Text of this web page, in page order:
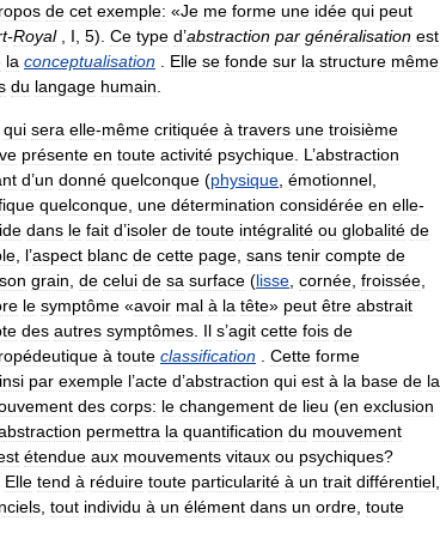
de cet exemple: «Je me forme une idée qui peut
-Royal, I 5). Ce type d’abstraction par généralisation est
la conceptualisation Elle se fonde sur la structure même
du langage humain
qui sera elle-même critiquée à travers une troisième
présente en toute activité psychique L ’abstraction
d’un donné quelconque (physique émotionnel
quelconque une détermination considérée en elle-
dans le fait d’isoler de toute intégralité ou globalité de
l’aspect blanc de cette page sans tenir compte de
son grain de celui de sa surface (lisse cornée froissée
le symptôme «avoir mal à la tête» peut être abstrait
des autres symptômes Il s’agit cette fois de
à toute classification Cette forme
par exemple l’acte d’abstraction qui est à la base de la
des corps: le changement de lieu (en exclusion
permettra la quantification du mouvement
étendue aux mouvements vitaux ou psychiques?
Elle tend à réduire toute particularité à un trait différentiel
tout individu à un élément dans un ordre toute